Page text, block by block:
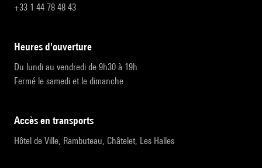
+33 1 44 78 48 43
heures d'ouverture
Du lundi au vendredi de 9h30 à 19h
Fermé le samedi et le dimanche
accès en transports
Hôtel de Ville, Rambuteau, Châtelet, Les Halles